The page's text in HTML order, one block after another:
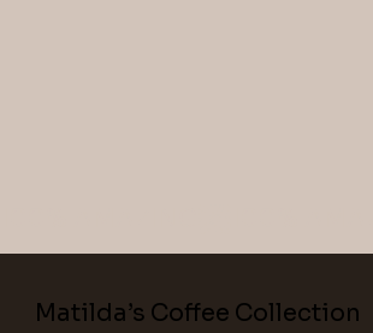
Matilda’s Coffee Collection